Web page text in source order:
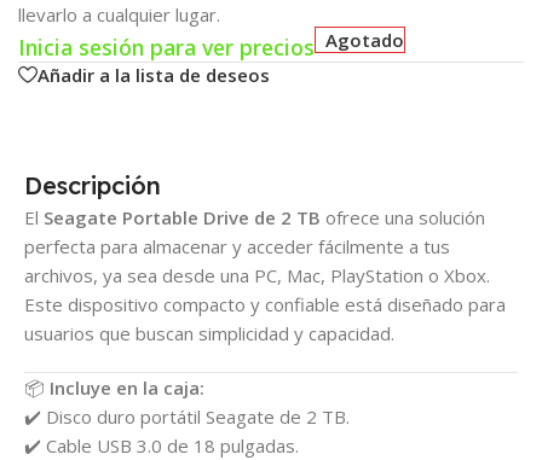
llevarlo a cualquier lugar.
Inicia sesión para ver precios Agotado
Añadir a la lista de deseos
Descripción
El Seagate Portable Drive de 2 TB ofrece una solución
perfecta para almacenar y acceder fácilmente a tus
archivos, ya sea desde una PC, Mac, PlayStation o Xbox.
Este dispositivo compacto y confiable está diseñado para
usuarios que buscan simplicidad y capacidad.
📦 Incluye en la caja:
✔️ Disco duro portátil Seagate de 2 TB.
✔️ Cable USB 3.0 de 18 pulgadas.